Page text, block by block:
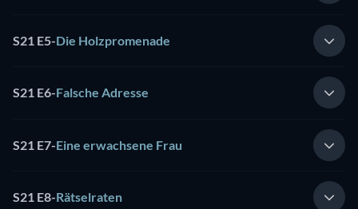
S21 E5-Die Holzpromenade
S21 E6-Falsche Adresse
S21 E7-Eine erwachsene Frau
S21 E8-Rätselraten